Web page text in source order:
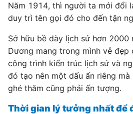
Năm 1914, thì người ta mới đổi
duy trì tên gọi đó cho đến tận
Sở hữu bề dày lịch sử hơn 2000
Dương mang trong mình vẻ đẹp
công trình kiến trúc lịch sử và
đó tạo nên một dấu ấn riêng
ghé thăm cũng phải ấn tượng.
Thời gian lý tưởng nhất để